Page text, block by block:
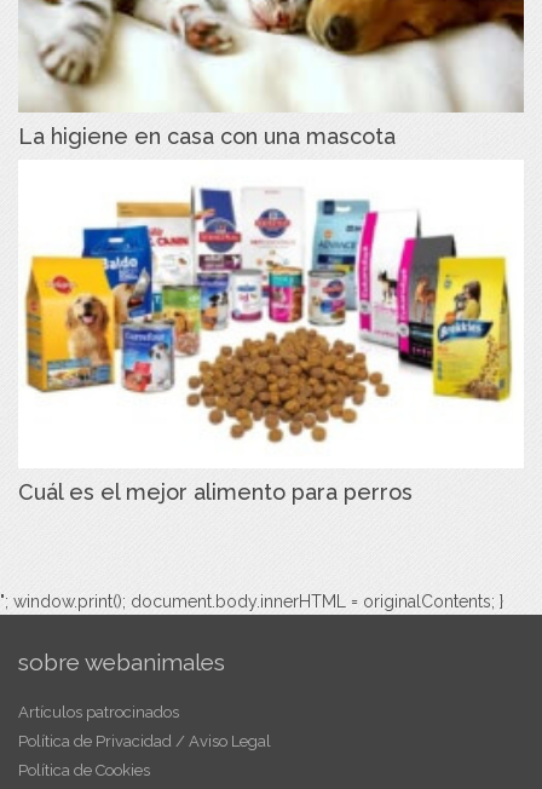
La higiene en casa con una mascota
Cuál es el mejor alimento para perros
"; window.print(); document.body.innerHTML = originalContents; }
sobre webanimales
Artículos patrocinados
Política de Privacidad / Aviso Legal
Política de Cookies